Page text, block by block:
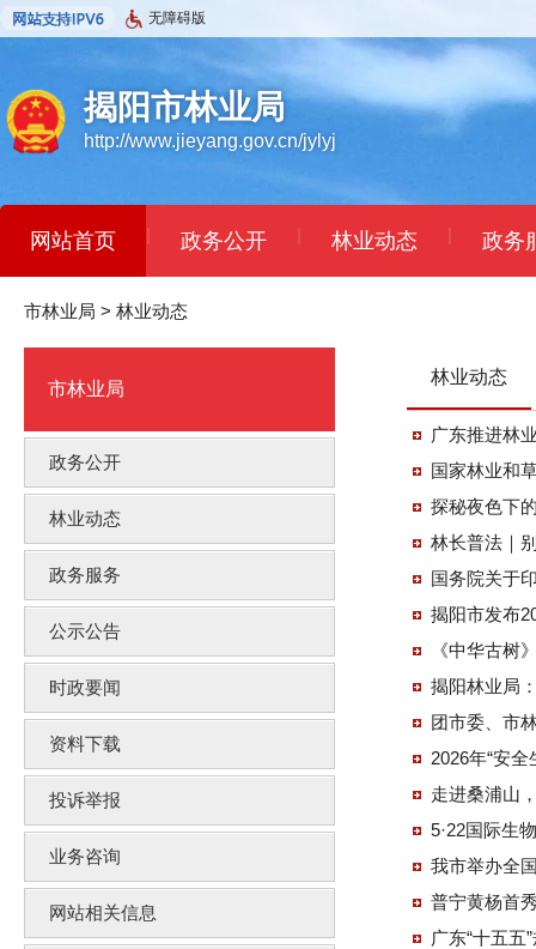
无障碍版
揭阳市林业局
http://www.jieyang.gov.cn/jylyj
网站首页 | 政务公开 | 林业动态 | 政务
市林业局 > 林业动态
市林业局
政务公开
林业动态
政务服务
公示公告
时政要闻
资料下载
投诉举报
业务咨询
网站相关信息
林业动态
广东推进林
国家林业和
探秘夜色下
林长普法｜
国务院关于
揭阳市发布
《中华古树
揭阳林业局
团市委、市
2026年“安
走进桑浦山
5·22国际生
我市举办全
普宁黄杨首
广东“十五五